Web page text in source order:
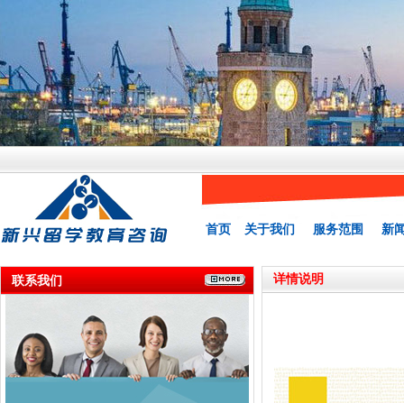
首页 关于我们 服务范围 新
联系我们 详情说明